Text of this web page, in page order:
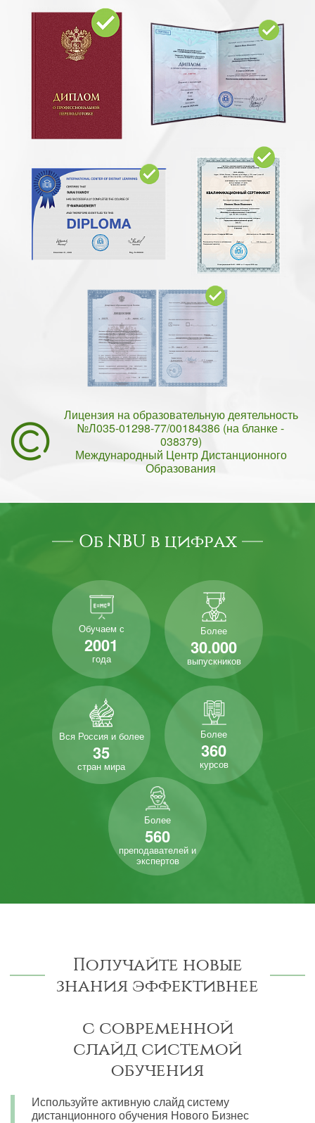
Лицензия на образовательную деятельность
№Л035-01298-77/00184386 (на бланке -
038379)
Международный Центр Дистанционного
Образования
Об NBU в цифрах
Обучаем с
2001
года
Более
30.000
выпускников
Вся Россия и более
35
стран мира
Более
360
курсов
Более
560
преподавателей и
экспертов
Получайте новые
знания эффективнее
с современной
слайд системой
обучения
Используйте активную слайд систему
дистанционного обучения Нового Бизнес